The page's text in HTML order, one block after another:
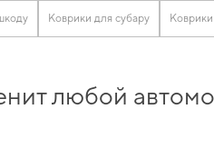
Коврики для субару
любой